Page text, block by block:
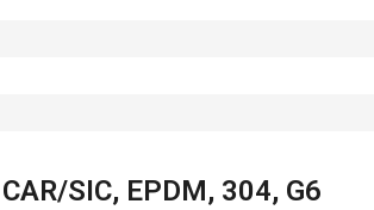
SIC, EPDM, 304, G6